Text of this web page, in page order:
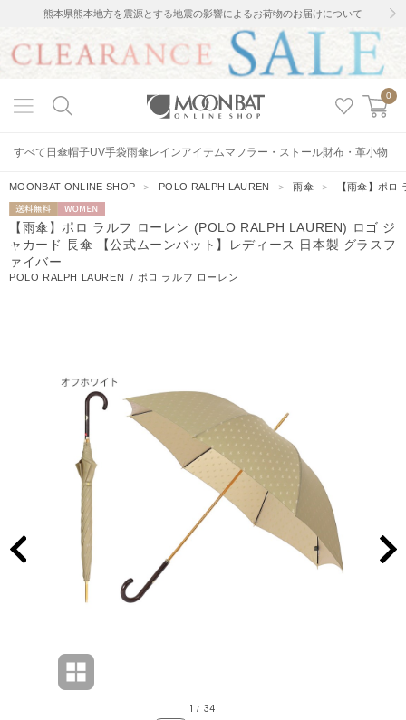
熊本県熊本地方を震源とする地震の影響によるお荷物のお届けについて
0
すべて 日傘帽子UV手袋雨傘レインアイテムマフラー・ストール財布・革小物
MOONBAT ONLINE SHOP ＞ POLO RALPH LAUREN ＞雨傘 ＞ 【雨傘】ポ
送料無料 WOMEN
【雨傘】ポロ ラルフ ローレン (POLO RALPH LAUREN) ロゴ ジ
ャカード 長傘 【公式ムーンバット】レディース 日本製 グラスフ
ァイバー
POLO RALPH LAUREN / ポロ ラルフ ローレン
1 / 34